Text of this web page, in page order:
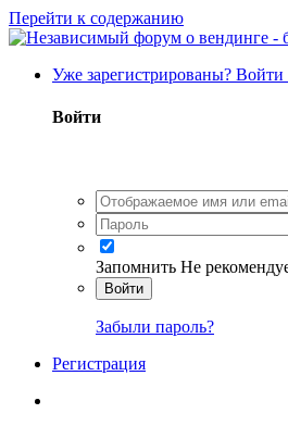
Перейти к содержанию
Уже зарегистрированы? Войти
Войти
Запомнить Не
Войти
Забыли пароль?
Регистрация